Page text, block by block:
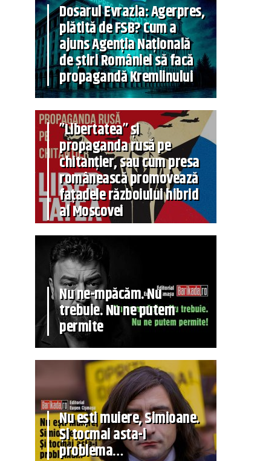
Dosarul Evrazia: Agerpres,
plătită de FSB? Cum a
ajuns Agenția Națională
de știri României să facă
propagandă Kremlinului
”Libertatea” și
propaganda rusă pe
chitanțier, sau cum presa
românească promovează
fațadele războiului hibrid
al Moscovei
Nu ne-mpăcăm. Nu
trebuie. Nu ne putem
permite
Nu ești muiere, Simioane.
Și tocmai asta-i
problema…